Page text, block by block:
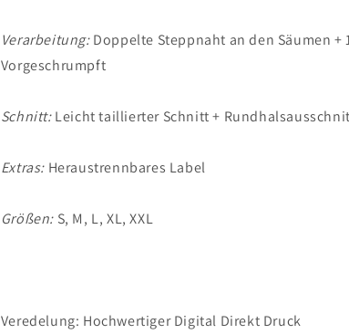
Verarbeitung:Doppelte Steppnaht an den Säumen +
Vorgeschrumpft
Schnitt:Leicht taillierter Schnitt +
Extras: Heraustrennbares Label
Größen: S, M, L, XL, XXL
Veredelung: Hochwertiger Digital Direkt Druck